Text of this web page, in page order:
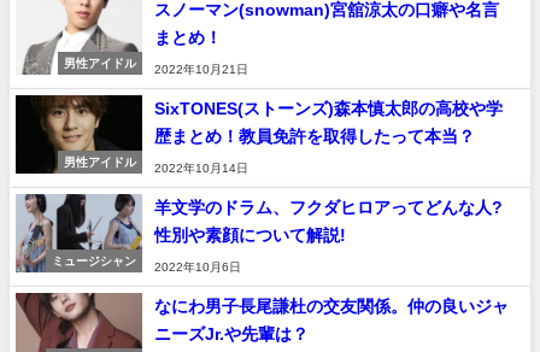
男性アイドル
スノーマン(snowman)宮舘涼太の口癖や名言
まとめ！
2022年10月21日
男性アイドル
SixTONES(ストーンズ)森本慎太郎の高校や学
歴まとめ！教員免許を取得したって本当？
2022年10月14日
ミュージシャン
羊文学のドラム、フクダヒロアってどんな人?
性別や素顔について解説!
2022年10月6日
なにわ男子長尾謙杜の交友関係。仲の良いジャ
ニーズJr.や先輩は？